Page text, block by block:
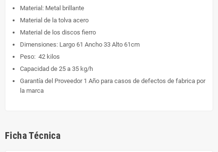
Material: Metal brillante
Material de la tolva acero
Material de los discos fierro
Dimensiones: Largo 61 Ancho 33 Alto 61cm
Peso: 42 kilos
Capacidad de 25 a 35 kg/h
Garantía del Proveedor 1 Año para casos de defectos de fabrica por
la marca
Ficha Técnica